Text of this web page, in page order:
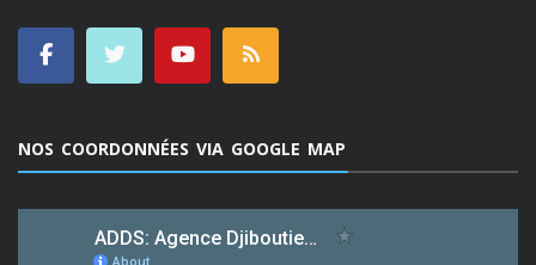
NOS COORDONNÉES VIA GOOGLE MAP